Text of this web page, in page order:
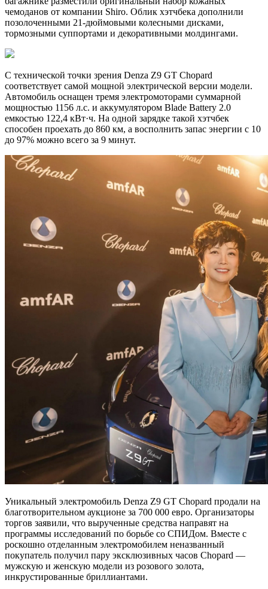
чемоданов от компании Shiro. Облик хэтчбека дополнили
позолоченными 21-дюймовыми колесными дисками,
тормозными суппортами и декоративными молдингами.
С технической точки зрения Denza Z9 GT Chopard
соответствует самой мощной электрической версии модели.
Автомобиль оснащен тремя электромоторами суммарной
мощностью 1156 л.с. и аккумулятором Blade Battery 2.0
емкостью 122,4 кВт·ч. На одной зарядке такой хэтчбек
способен проехать до 860 км, а восполнить запас энергии с 10
до 97% можно всего за 9 минут.
Уникальный электромобиль Denza Z9 GT Chopard продали на
благотворительном аукционе за 700 000 евро. Организаторы
торгов заявили, что вырученные средства направят на
программы исследований по борьбе со СПИДом. Вместе с
роскошно отделанным электромобилем неназванный
покупатель получил пару эксклюзивных часов Chopard —
мужскую и женскую модели из розового золота,
инкрустированные бриллиантами.